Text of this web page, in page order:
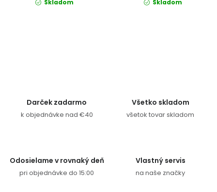
Skladom Skladom
Darček zadarmo
k objednávke nad €40
Všetko skladom
všetok tovar skladom
Odosielame v rovnaký deň
pri objednávke do 15:00
Vlastný servis
na naše značky